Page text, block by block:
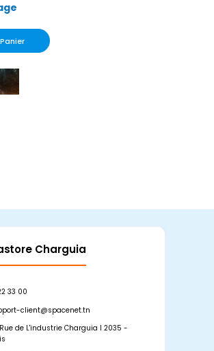
Charguia
33 00
client@spacenet.tn
de L'industrie Charguia I 2035 -